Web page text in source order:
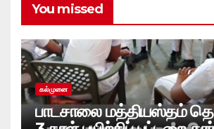
You missed
கல்முனை
பாடசாலை மத்தியஸ்தம்